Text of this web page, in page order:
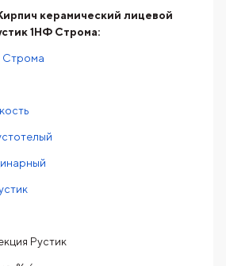
керамический лицевой
1НФ Строма:
Строма
Рустик